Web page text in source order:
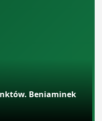
Beniaminek